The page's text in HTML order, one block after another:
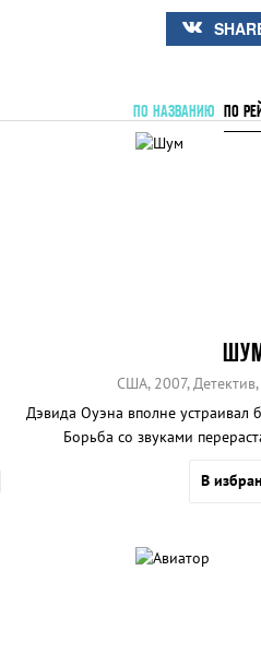
ПО НАЗВАНИЮ ПО
США, 2007,
Дэвида Оуэна вполне
Борьба со звуками
В